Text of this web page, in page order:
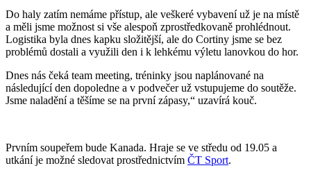
Do haly zatím nemáme přístup, ale veškeré vybavení už je na místě
a měli jsme možnost si vše alespoň zprostředkovaně prohlédnout.
Logistika byla dnes kapku složitější, ale do Cortiny jsme se bez
problémů dostali a využili den i k lehkému výletu lanovkou do hor.
Dnes nás čeká team meeting, tréninky jsou naplánované na
následující den dopoledne a v podvečer už vstupujeme do soutěže.
Jsme naladění a těšíme se na první zápasy,“ uzavírá kouč.
Prvním soupeřem bude Kanada. Hraje se ve středu od 19.05 a
utkání je možné sledovat prostřednictvím ČT Sport.